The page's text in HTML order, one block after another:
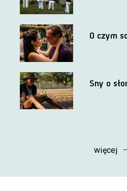
O czym
Sny o
więcej